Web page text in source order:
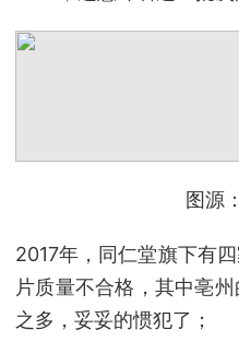
图源
2017年，同仁堂旗下有
片质量不合格，其中亳
之多，妥妥的惯犯了；